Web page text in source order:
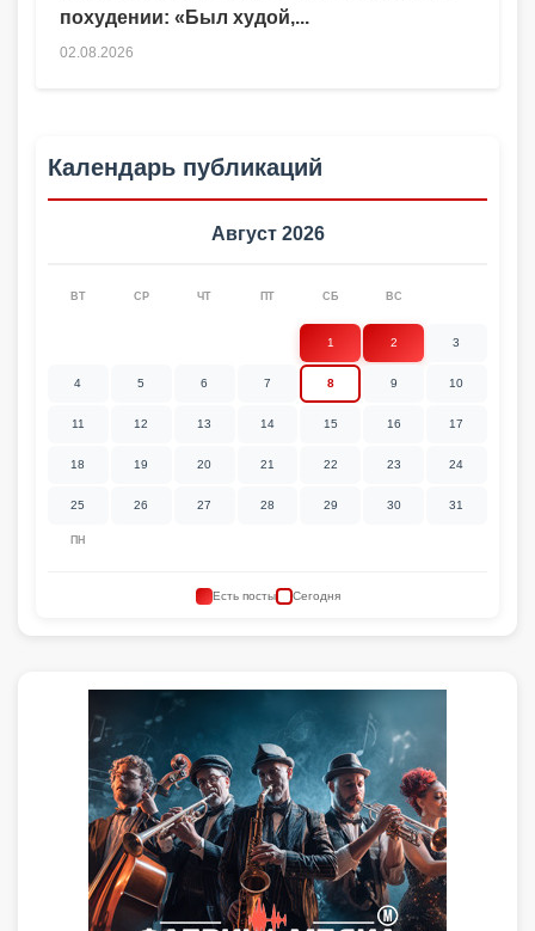
похудении: «Был худой,...
02.08.2026
Календарь публикаций
Август 2026
ПН
ВТ СР ЧТ ПТ СБ ВС
1 2 3
4 5 6 7 8 9 10
11 12 13 14 15 16 17
18 19 20 21 22 23 24
25 26 27 28 29 30 31
Есть посты Сегодня